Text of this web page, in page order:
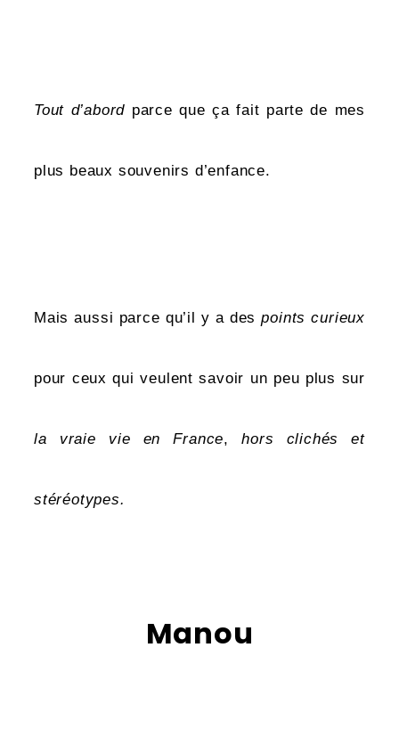
Tout d’abord parce que ça fait parte de mes
plus beaux souvenirs d’enfance.
Mais aussi parce qu’il y a despoints curieux
pour ceux qui veulent savoir un peu plus sur
la vraie vie en France,hors clichés et
stéréotypes.
Manou